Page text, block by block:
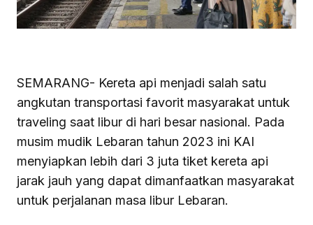
SEMARANG- Kereta api menjadi salah satu
angkutan transportasi favorit masyarakat untuk
traveling saat libur di hari besar nasional. Pada
musim mudik Lebaran tahun 2023 ini KAI
menyiapkan lebih dari 3 juta tiket kereta api
jarak jauh yang dapat dimanfaatkan masyarakat
untuk perjalanan masa libur Lebaran.